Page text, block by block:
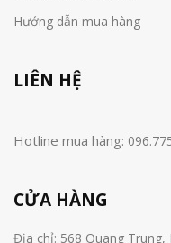
Hướng dẫn mua hàng
LIÊN HỆ
Hotline mua hàng:
CỬA HÀNG
Địa chỉ: 568 Quang